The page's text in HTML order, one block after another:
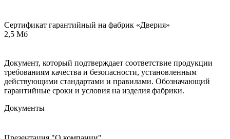
Сертификат гарантийный на фабрик «Дверия»
2,5 Мб
Документ, который подтверждает соответствие продукции
требованиям качества и безопасности, установленным
действующими стандартами и правилами. Обозначающий
гарантийные сроки и условия на изделия фабрики.
Документы